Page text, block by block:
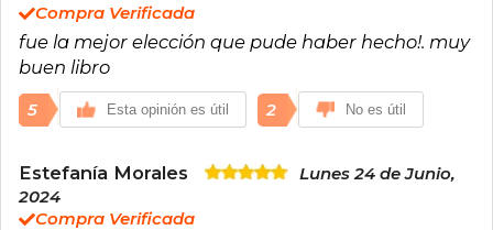
Compra Verificada
fue la mejor elección que pude haber hecho!. muy
buen libro
5 Esta opinión es útil 2 No es útil
Estefanía Morales
Lunes 24 de Junio,
2024
Compra Verificada